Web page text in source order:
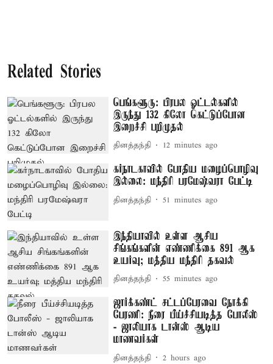
Related Stories
பெங்களூரு: பிரபல ஓட்டல்களில்
இருந்து 132 கிலோ கெட்டுப்போன
இறைச்சி பறிமுதல்
தினத்தந்தி 12 minutes ago
கர்நாடகாவில் போதிய மழைப்பொழிவு
இல்லை: மந்திரி பரமேஷ்வரா பேட்டி
தினத்தந்தி 51 minutes ago
இந்தியாவில் உள்ள ஆசிய
சிங்கங்களின் எண்ணிக்கை 891 ஆக
உயர்வு; மத்திய மந்திரி தகவல்
தினத்தந்தி 55 minutes ago
ஜார்க்கண்ட் சட்டப்பேரவை நோக்கி
பேரணி: நீரை பீய்ச்சியடித்த போலீஸ்
- ஜாலியாக டான்ஸ் ஆடிய
மாணவர்கள்
தினத்தந்தி 2 hours ago